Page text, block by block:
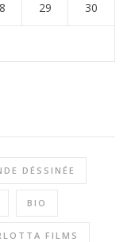
29 30
DÉSSINÉE
BIO
FILMS